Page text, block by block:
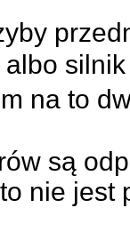
na to
są
nie jest